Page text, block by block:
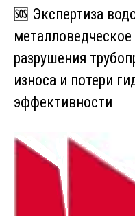
🆘 Экспертиза
разрушения
износа и потери
эффективности